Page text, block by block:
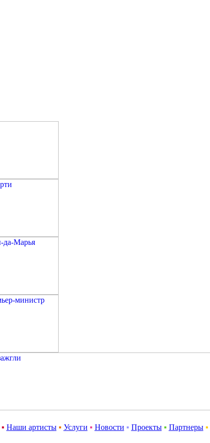
▪ Наши артисты ▪ Услуги ▪ Новости ▪ Проекты ▪ Партнеры ▪